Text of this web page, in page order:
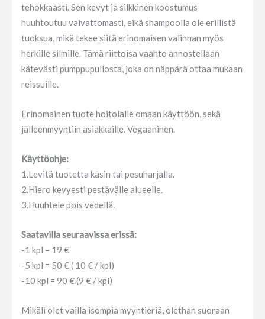
tehokkaasti. Sen kevyt ja silkkinen koostumus
huuhtoutuu vaivattomasti, eikä shampoolla ole erillistä
tuoksua, mikä tekee siitä erinomaisen valinnan myös
herkille silmille. Tämä riittoisa vaahto annostellaan
kätevästi pumppupullosta, joka on näppärä ottaa mukaan
reissuille.
Erinomainen tuote hoitolalle omaan käyttöön, sekä
jälleenmyyntiin asiakkaille. Vegaaninen.
Käyttöohje:
1.Levitä tuotetta käsin tai pesuharjalla.
2.Hiero kevyesti pestävälle alueelle.
3.Huuhtele pois vedellä.
Saatavilla seuraavissa erissä:
-1 kpl = 19 €
-5 kpl = 50 € ( 10 € / kpl)
-10 kpl = 90 € (9 € / kpl)
Mikäli olet vailla isompia myyntieriä, olethan suoraan